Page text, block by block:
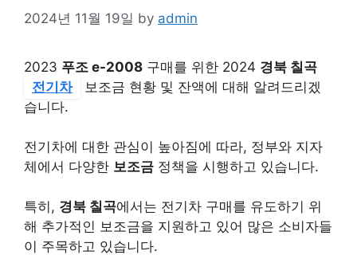
2024년 11월 19일 by admin
2023 푸조 e-2008 구매를 위한 2024 경북 칠곡
전기차
보조금 현황 및 잔액에 대해 알려드리겠
습니다.
전기차에 대한 관심이 높아짐에 따라, 정부와 지자
체에서 다양한 보조금 정책을 시행하고 있습니다.
특히, 경북 칠곡에서는 전기차 구매를 유도하기 위
해 추가적인 보조금을 지원하고 있어 많은 소비자들
이 주목하고 있습니다.